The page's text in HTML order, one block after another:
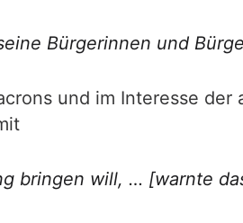
Bürgerinnen und
und im Interesse
bringen will, … [warnte